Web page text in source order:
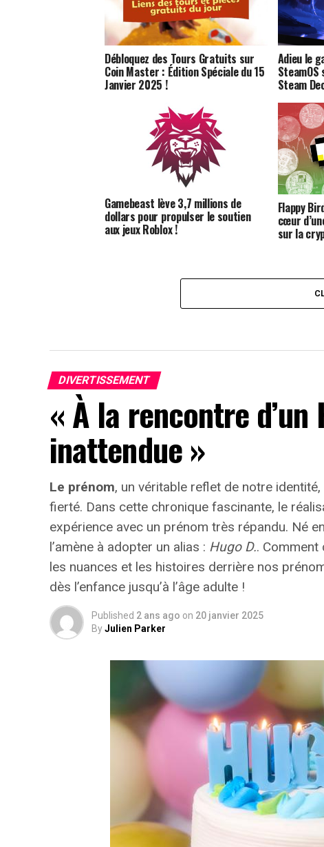
Débloquez des Tours Gratuits sur
Coin Master : Édition Spéciale du 15
Janvier 2025 !
Adieu le
SteamOS
Steam
Gamebeast lève 3,7 millions de
dollars pour propulser le soutien
aux jeux Roblox !
Flappy
cœur
sur la
DIVERTISSEMENT
« À la rencontre
inattendue »
Le prénom, un véritable reflet de notre
fierté. Dans cette chronique fascinante, le
expérience avec un prénom très répandu. Né
l’amène à adopter un alias : Hugo D..
les nuances et les histoires derrière nos
dès l’enfance jusqu’à l’âge adulte !
Published 2 ans ago on 20 janvier 2025
ByJulien Parker